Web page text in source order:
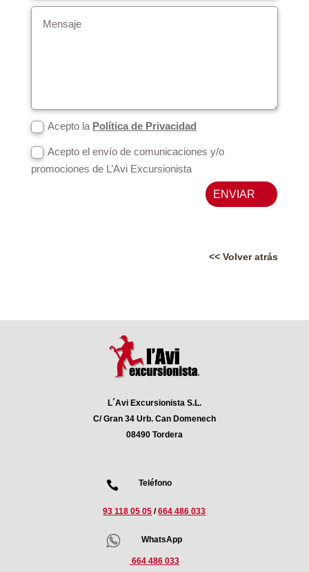
Acepto la Política de Privacidad
Acepto el envío de comunicaciones y/o
promociones de L’Avi Excursionista
ENVIAR
<< Volver atrás
L´Avi Excursionista S.L.
C/ Gran 34 Urb. Can Domenech
08490 Tordera
 Teléfono
93 118 05 05 /664 486 033
2 WhatsApp
664 486 033